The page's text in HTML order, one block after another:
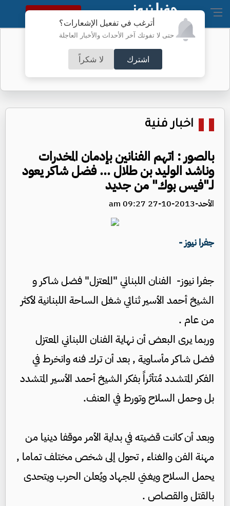
أترغب في تفعيل الإشعارات؟
حتى لا تفوتك آخر الأحداث والأخبار العاجلة
اشترك لا شكراً
النسخة الكاملة
داخله جثة
اخبار فنية
بالصور : اتهم الفنانين بإدمان المخدرات
وناشد الوليد بن طلال ... فضل شاكر يعود
لـ"فيس بوك" من جديد
الأحد-2013-10-27 09:27 am
جفرا نيوز -
جفرا نيوز- الفنان اللبناني "المعتزل" فضل شاكر و
الشيخ أحمد الأسير ثنائي شغل الساحة اللبنانية لأكثر
من عام .
وربما يرى البعض أن نهاية الفنان اللبناني المعتزل
فضل شاكر مأساوية , بعد أن ترك فنه وانخرط في
الفكر المتشدد مُتأثراً بفكر الشيخ أحمد الأسير المتشدد
بل وحمل السلاح وتورط في العنف.
وبعد أن كانت قضيته في بداية الأمر موقفا دينيا من
مهنة الفن والغناء , تحول إلى شخص مختلف تماما ,
يحمل السلاح ويغني للجهاد ويُعلن الحرب ويتحدى
بالقتل والقصاص .